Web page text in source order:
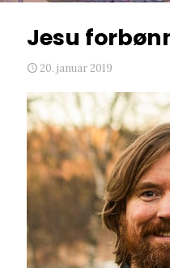
Jesu
20. januar 2019